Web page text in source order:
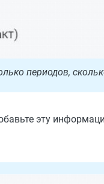
периодов,
эту